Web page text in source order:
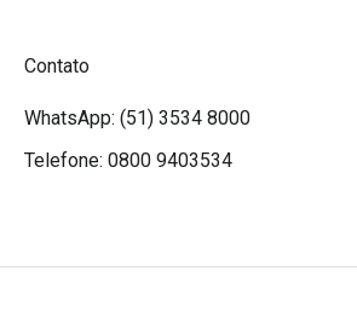
Contato
WhatsApp: (51) 3534 8000
Telefone: 0800 9403534